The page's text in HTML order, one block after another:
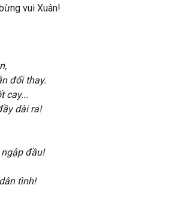
tưng bừng vui Xuân!
đổi thay.
cay...
dài ra!
đầu!
tình!